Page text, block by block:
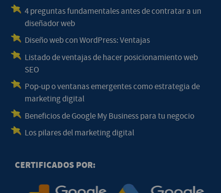
4 preguntas fundamentales antes de contratar a un
diseñador web
Diseño web con WordPress: Ventajas
Listado de ventajas de hacer posicionamiento web
SEO
Pop-up o ventanas emergentes como estrategia de
marketing digital
Beneficios de Google My Business para tu negocio
Los pilares del marketing digital
CERTIFICADOS POR: